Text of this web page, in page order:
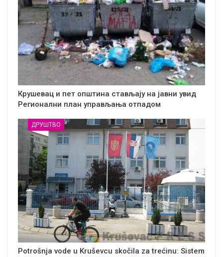
Крушевац и пет општина стављају на јавни увид
Регионални план управљања отпадом
ДРУШТВО
Potrošnja vode u Kruševcu skočila za trećinu: Sistem